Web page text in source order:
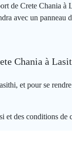
de Crete Chania
avec un
Chania à
et pour se
et des conditions de